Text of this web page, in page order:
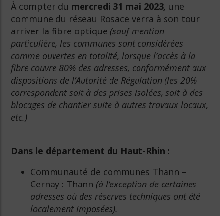
À compter du mercredi 31 mai 2023, une
commune du réseau Rosace verra à son tour
arriver la fibre optique (sauf mention
particulière, les communes sont considérées
comme ouvertes en totalité, lorsque l’accès à la
fibre couvre 80% des adresses, conformément aux
dispositions de l’Autorité de Régulation (les 20%
correspondent soit à des prises isolées, soit à des
blocages de chantier suite à autres travaux locaux,
etc.).
Dans le département du Haut-Rhin :
Communauté de communes Thann –
Cernay : Thann (à l’exception de certaines
adresses où des réserves techniques ont été
localement imposées).